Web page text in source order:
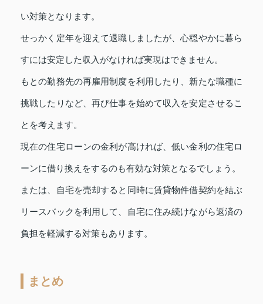
い対策となります。
せっかく定年を迎えて退職しましたが、心穏やかに暮ら
すには安定した収入がなければ実現はできません。
もとの勤務先の再雇用制度を利用したり、新たな職種に
挑戦したりなど、再び仕事を始めて収入を安定させるこ
とを考えます。
現在の住宅ローンの金利が高ければ、低い金利の住宅ロ
ーンに借り換えをするのも有効な対策となるでしょう。
または、自宅を売却すると同時に賃貸物件借契約を結ぶ
リースバックを利用して、自宅に住み続けながら返済の
負担を軽減する対策もあります。
まとめ